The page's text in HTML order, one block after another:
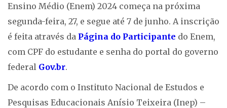
Ensino Médio (Enem) 2024 começa na próxima
segunda-feira, 27, e segue até 7 de junho. A inscrição
é feita através da Página do Participante do Enem,
com CPF do estudante e senha do portal do governo
federal Gov.br.
De acordo com o Instituto Nacional de Estudos e
Pesquisas Educacionais Anísio Teixeira (Inep) –